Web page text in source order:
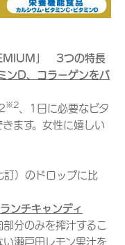
」 3つの特長
ンD、コラーゲンをバ
※2
、1日に必要なビタ
きます。女性に嬉しい
）のドロップに比
ンチキャンディ
分のみを搾汁するこ
瀬戸田レモン果汁を